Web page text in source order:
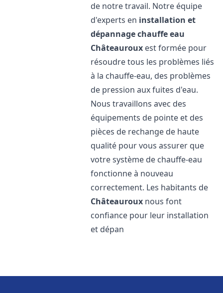
de notre travail. Notre équipe
d'experts en installation et
dépannage chauffe eau
Châteauroux est formée pour
résoudre tous les problèmes liés
à la chauffe-eau, des problèmes
de pression aux fuites d'eau.
Nous travaillons avec des
équipements de pointe et des
pièces de rechange de haute
qualité pour vous assurer que
votre système de chauffe-eau
fonctionne à nouveau
correctement. Les habitants de
Châteauroux nous font
confiance pour leur installation
et dépan